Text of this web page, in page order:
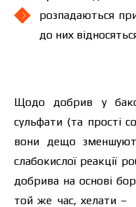
розпадаються
до них
Щодо добрив у
сульфати (та прості
вони дещо
слабокислої реакції
добрива на основі
той же час, хелати –